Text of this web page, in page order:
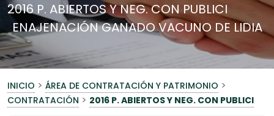
2016 P. ABIERTOS Y NEG. CON PUBLICI
ENAJENACIÓN GANADO VACUNO DE LIDIA
INICIO > ÁREA DE CONTRATACIÓN Y PATRIMONIO >
CONTRATACIÓN > 2016 P. ABIERTOS Y NEG. CON PUBLICI